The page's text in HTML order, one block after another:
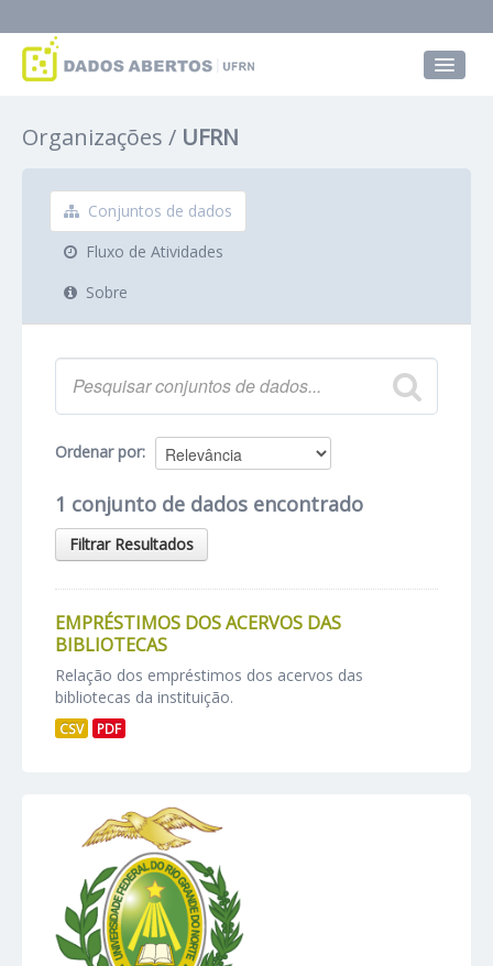
Grupos
Sobre
Organizações UFRN
Conjuntos de dados
Fluxo de Atividades
Sobre
Ordenar por
1 conjunto de dados encontrado
Filtrar Resultados
EMPRÉSTIMOS DOS ACERVOS DAS
BIBLIOTECAS
Relação dos empréstimos dos acervos das
bibliotecas da instituição.
CSV PDF